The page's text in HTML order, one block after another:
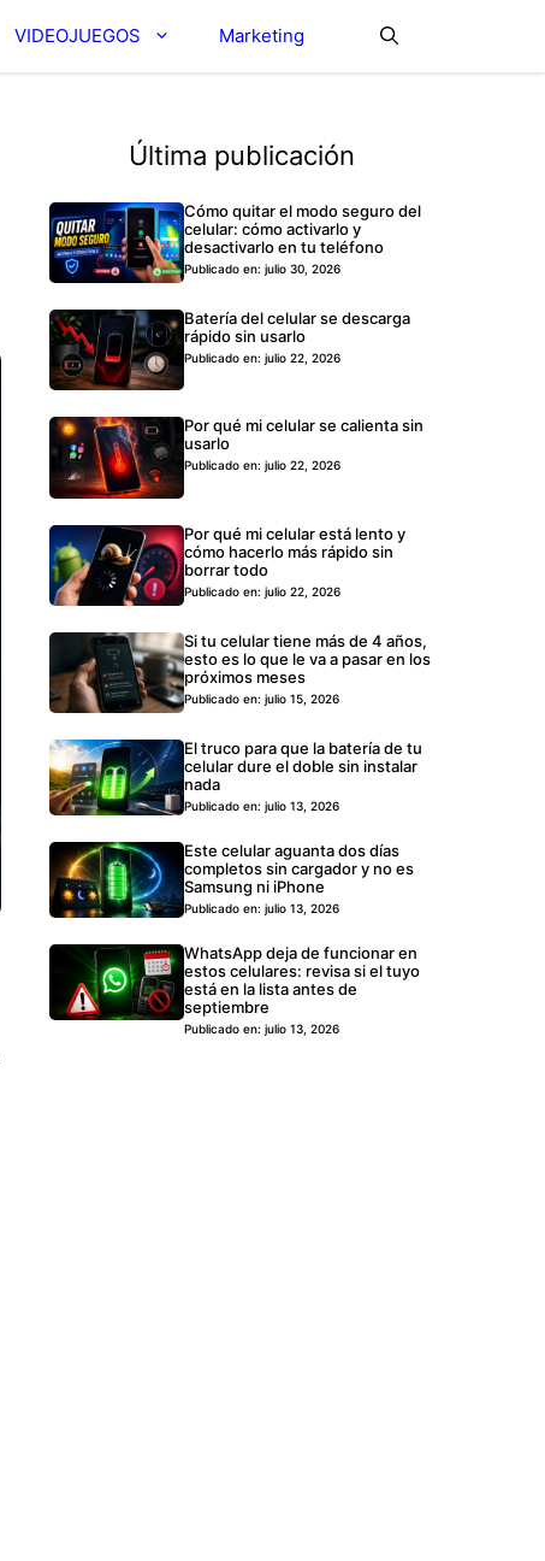
VIDEOJUEGOS Marketing
Última publicación
Cómo quitar el modo seguro del
celular: cómo activarlo y
desactivarlo en tu teléfono
Publicado en: julio 30, 2026
Batería del celular se descarga
rápido sin usarlo
Publicado en: julio 22, 2026
Por qué mi celular se calienta sin
usarlo
Publicado en: julio 22, 2026
Por qué mi celular está lento y
cómo hacerlo más rápido sin
borrar todo
Publicado en: julio 22, 2026
Si tu celular tiene más de 4 años,
esto es lo que le va a pasar en los
próximos meses
Publicado en: julio 15, 2026
El truco para que la batería de tu
celular dure el doble sin instalar
nada
Publicado en: julio 13, 2026
Este celular aguanta dos días
completos sin cargador y no es
Samsung ni iPhone
Publicado en: julio 13, 2026
WhatsApp deja de funcionar en
estos celulares: revisa si el tuyo
está en la lista antes de
septiembre
Publicado en: julio 13, 2026